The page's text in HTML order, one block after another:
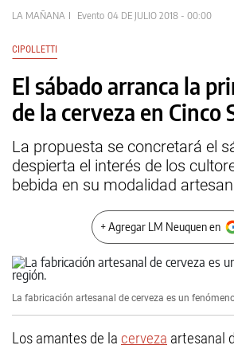
LA MAÑANA Evento 04 DE JULIO 2018 - 00:00
CIPOLLETTI
El sábado arranca la
de la cerveza en Cinco
La propuesta se concretará el
despierta el interés de los
bebida en su modalidad
+ Agregar LM Neuquen en
La fabricación artesanal de cerveza es un
Los amantes de la cerveza artesanal